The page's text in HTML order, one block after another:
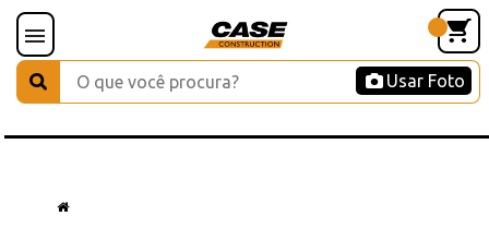
Usar Foto